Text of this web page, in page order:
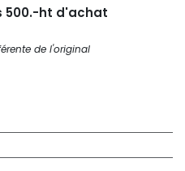
500.-ht d'achat
de l'original